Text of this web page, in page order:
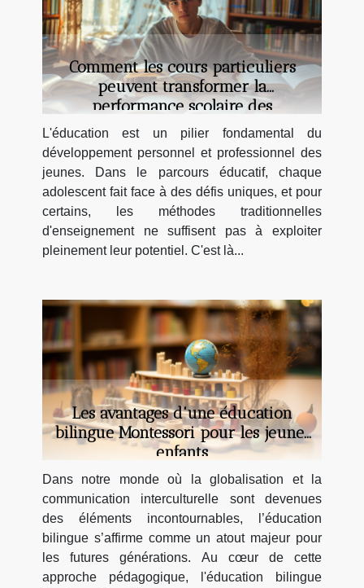
Comment les cours particuliers
peuvent transformer la
performance scolaire des
adolescents
L'éducation est un pilier fondamental du
développement personnel et professionnel des
jeunes. Dans le parcours éducatif, chaque
adolescent fait face à des défis uniques, et pour
certains, les méthodes traditionnelles
d'enseignement ne suffisent pas à exploiter
pleinement leur potentiel. C'est là...
Les avantages d'une éducation
bilingue Montessori pour les jeunes
enfants
Dans notre monde où la globalisation et la
communication interculturelle sont devenues
des éléments incontournables, l’éducation
bilingue s’affirme comme un atout majeur pour
les futures générations. Au cœur de cette
approche pédagogique, l'éducation bilingue